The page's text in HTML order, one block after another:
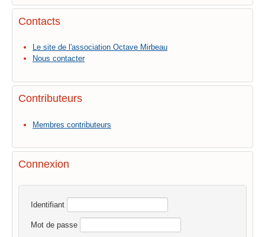
Contacts
Le site de l'association Octave Mirbeau
Nous contacter
Contributeurs
Membres contributeurs
Connexion
Identifiant
Mot de passe